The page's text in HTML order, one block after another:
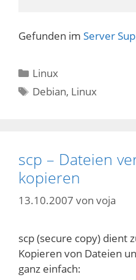
Gefunden im Server
Kategorien
Linux
Schlagwörter
Debian, Linux
scp – Dateien
kopieren
13.10.2007 von voja
scp (secure copy) dient
Kopieren von Dateien
ganz einfach: